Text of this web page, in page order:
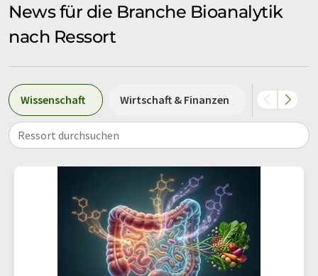
News für die Branche Bioanalytik
nach Ressort
Wissenschaft Wirtschaft & Finanzen
Ressort durchsuchen